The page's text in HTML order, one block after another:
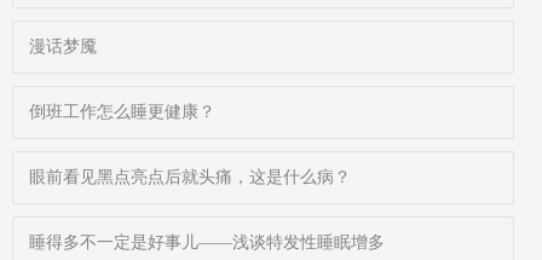
漫话梦魇
倒班工作怎么睡更健康？
眼前看见黑点亮点后就头痛，这是什么病？
睡得多不一定是好事儿——浅谈特发性睡眠增多